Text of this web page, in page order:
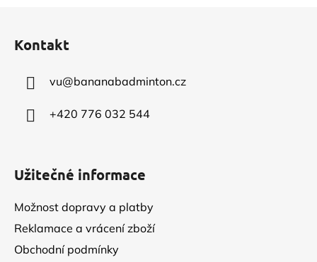
Kontakt
vu@bananabadminton.cz
+420 776 032 544
Užitečné informace
Možnost dopravy a platby
Reklamace a vrácení zboží
Obchodní podmínky